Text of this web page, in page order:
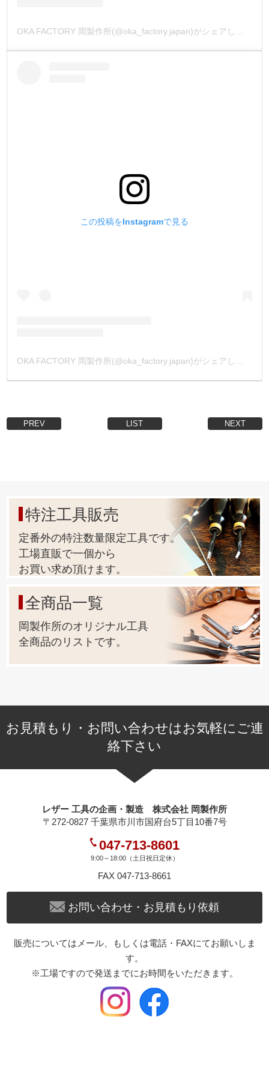
この投稿をInstagramで見る
PREV LIST NEXT
特注工具販売
定番外の特注数量限定工具です。
工場直販で一個から
お買い求め頂けます。
全商品一覧
岡製作所のオリジナル工具
全商品のリストです。
お見積もり・お問い合わせはお気軽にご連
絡下さい
レザー 工具の企画・製造 株式会社 岡製作所
〒272-0827 千葉県市川市国府台5丁目10番7号
047-713-8601
9:00～18:00（土日祝日定休）
FAX 047-713-8661
お問い合わせ・お見積もり依頼
販売についてはメール、もしくは電話・FAXにてお願いしま
す。
※工場ですので発送までにお時間をいただきます。